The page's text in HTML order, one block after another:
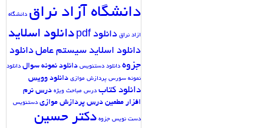
دانشگاه آزاد نراق دانشگاه
ازاد نراق دانلود pdf دانلود اسلاید
دانلود اسلاید سیستم عاملدانلود
جزوه دانلود دستنویس دانلود نمونه سوال دانلود
نمونه سورس پردازش موازی دانلود وویس
دانلود کتاب درس مباحث ویژه درس نرم
افزار مطمین درس پردازش موازی دستنویس
دست نویس جزوه دکتر حسین